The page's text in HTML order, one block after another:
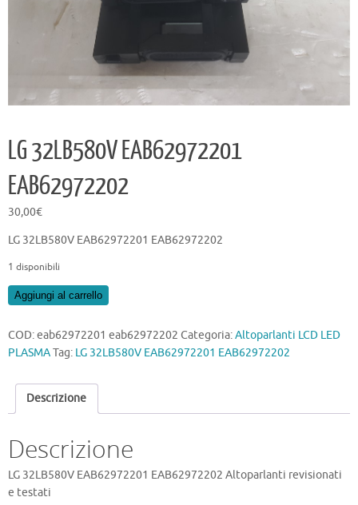
LG 32LB580V EAB62972201
EAB62972202
30,00€
LG 32LB580V EAB62972201 EAB62972202
1 disponibili
LG
EAB62972201
EAB62972202
Aggiungi al carrello
COD:eab62972201 eab62972202 Categoria:Altoparlanti LCD LED
PLASMATag: LG 32LB580V EAB62972201 EAB62972202
Descrizione
Descrizione
LG 32LB580V EAB62972201 EAB62972202 Altoparlanti revisionati
e testati